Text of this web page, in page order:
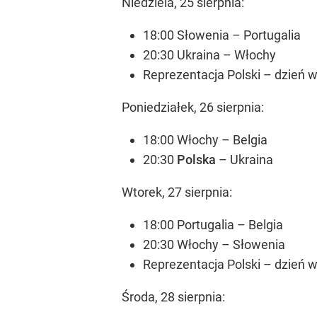
18:00 Słowenia – Portugalia
20:30 Ukraina – Włochy
Reprezentacja Polski – dzień
Poniedziałek, 26 sierpnia:
18:00 Włochy – Belgia
20:30 Polska – Ukraina
Wtorek, 27 sierpnia:
18:00 Portugalia – Belgia
20:30 Włochy – Słowenia
Reprezentacja Polski – dzień
Środa, 28 sierpnia: